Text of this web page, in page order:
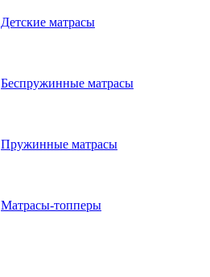
Детские матрасы
Беспружинные матрасы
Пружинные матрасы
Матрасы-топперы